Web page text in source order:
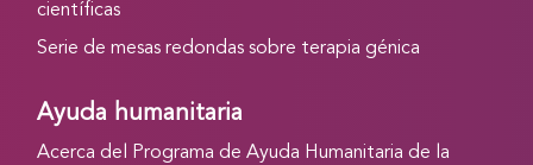
científicas
Serie de mesas redondas sobre terapia génica
Ayuda humanitaria
Acerca del Programa de Ayuda Humanitaria de la